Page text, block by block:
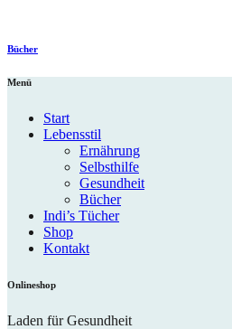
Bücher
Menü
Start
Lebensstil
Ernährung
Selbsthilfe
Gesundheit
Bücher
Indi’s Tücher
Shop
Kontakt
Onlineshop
Laden für Gesundheit